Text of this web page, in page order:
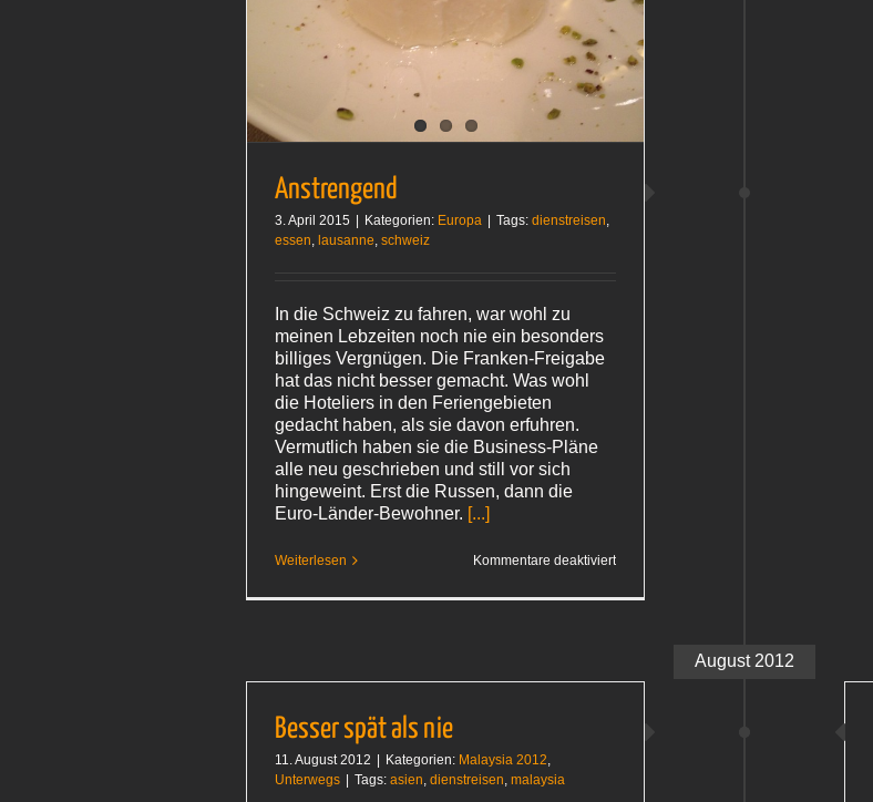
Anstrengend
3. April 2015 | Kategorien: Europa | Tags: dienstreisen
essen lausanne schweiz
In die Schweiz zu fahren, war wohl zu
meinen Lebzeiten noch nie ein besonders
billiges Vergnügen. Die Franken-Freigabe
hat das nicht besser gemacht. Was wohl
die Hoteliers in den Feriengebieten
gedacht haben, als sie davon erfuhren.
Vermutlich haben sie die Business-Pläne
alle neu geschrieben und still vor sich
hingeweint. Erst die Russen, dann die
Euro-Länder-Bewohner. [...]
Weiterlesen Kommentare deaktiviertfür
August 2012
Besser spät als nie
11. August 2012 | Kategorien: Malaysia 2012,
Unterwegs | Tags: asien, dienstreisen, malaysia